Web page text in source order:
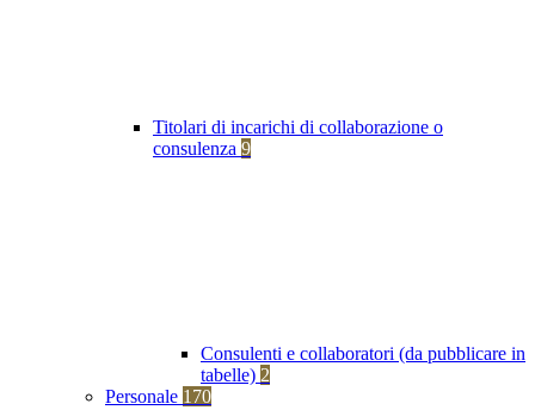
Titolari di incarichi di collaborazione o
consulenza 9
Consulenti e collaboratori (da pubblicare in
tabelle) 2
Personale 170